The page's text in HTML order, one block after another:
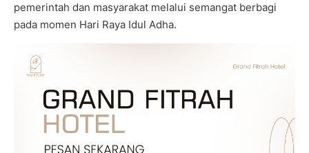
pemerintah dan masyarakat melalui semangat berbagi
pada momen Hari Raya Idul Adha.